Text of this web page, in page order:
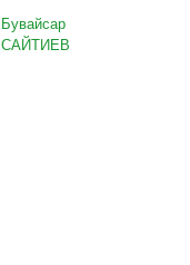
Бувайсар
САЙТИЕВ